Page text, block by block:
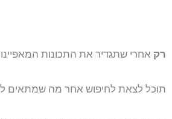
רק אחרי שתגדיר את התכונות
תוכל לצאת לחיפוש אחר מה שמתאים